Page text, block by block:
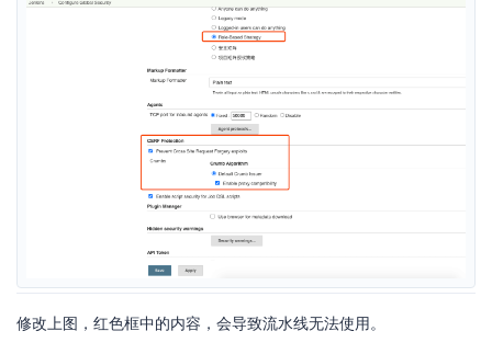
修改上图，红色框中的内容，会导致流水线无法使用。